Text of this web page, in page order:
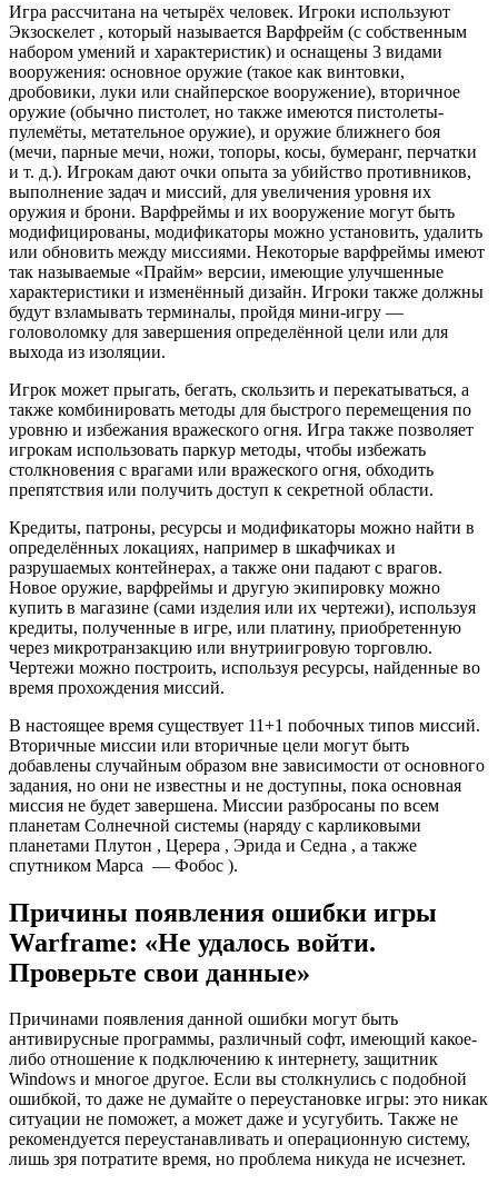
Игра рассчитана на четырёх человек. Игроки используют
Экзоскелет , который называется Варфрейм (с собственным
набором умений и характеристик) и оснащены 3 видами
вооружения: основное оружие (такое как винтовки,
дробовики, луки или снайперское вооружение), вторичное
оружие (обычно пистолет, но также имеются пистолеты-
пулемёты, метательное оружие), и оружие ближнего боя
(мечи, парные мечи, ножи, топоры, косы, бумеранг, перчатки
и т. д.). Игрокам дают очки опыта за убийство противников,
выполнение задач и миссий, для увеличения уровня их
оружия и брони. Варфреймы и их вооружение могут быть
модифицированы, модификаторы можно установить, удалить
или обновить между миссиями. Некоторые варфреймы имеют
так называемые «Прайм» версии, имеющие улучшенные
характеристики и изменённый дизайн. Игроки также должны
будут взламывать терминалы, пройдя мини-игру —
головоломку для завершения определённой цели или для
выхода из изоляции.
Игрок может прыгать, бегать, скользить и перекатываться, а
также комбинировать методы для быстрого перемещения по
уровню и избежания вражеского огня. Игра также позволяет
игрокам использовать паркур методы, чтобы избежать
столкновения с врагами или вражеского огня, обходить
препятствия или получить доступ к секретной области.
Кредиты, патроны, ресурсы и модификаторы можно найти в
определённых локациях, например в шкафчиках и
разрушаемых контейнерах, а также они падают с врагов.
Новое оружие, варфреймы и другую экипировку можно
купить в магазине (сами изделия или их чертежи), используя
кредиты, полученные в игре, или платину, приобретенную
через микротранзакцию или внутриигровую торговлю.
Чертежи можно построить, используя ресурсы, найденные во
время прохождения миссий.
В настоящее время существует 11+1 побочных типов миссий.
Вторичные миссии или вторичные цели могут быть
добавлены случайным образом вне зависимости от основного
задания, но они не известны и не доступны, пока основная
миссия не будет завершена. Миссии разбросаны по всем
планетам Солнечной системы (наряду с карликовыми
планетами Плутон , Церера , Эрида и Седна , а также
спутником Марса — Фобос ).
Причины появления ошибки игры
Warframe: «Не удалось войти.
Проверьте свои данные»
Причинами появления данной ошибки могут быть
антивирусные программы, различный софт, имеющий какое-
либо отношение к подключению к интернету, защитник
Windows и многое другое. Если вы столкнулись с подобной
ошибкой, то даже не думайте о переустановке игры: это никак
ситуации не поможет, а может даже и усугубить. Также не
рекомендуется переустанавливать и операционную систему,
лишь зря потратите время, но проблема никуда не исчезнет.